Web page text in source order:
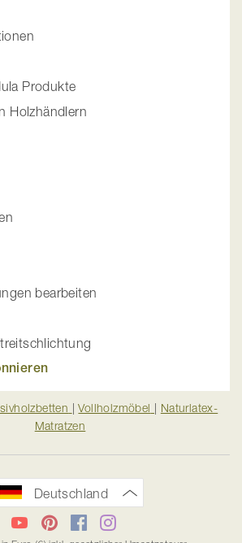
Produkte
Holzhändlern
bearbeiten
|Vollholzmöbel
Naturlatex-
Matratzen
Deutschland